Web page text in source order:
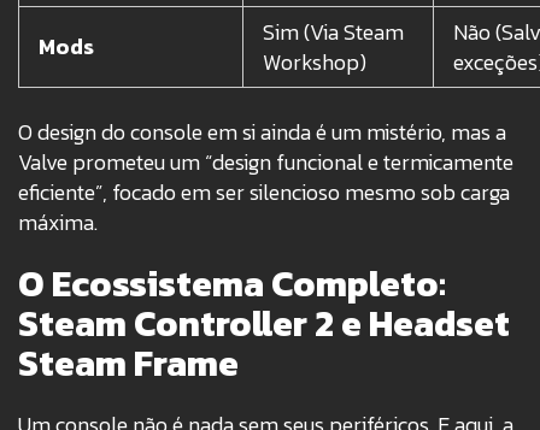
Mods
Sim (Via Steam
Workshop)
Não
O design do console em si ainda é um mistério, mas a
Valve prometeu um “design funcional e termicamente
eficiente”, focado em ser silencioso mesmo sob carga
máxima.
O Ecossistema Completo:
Steam Controller 2 e Headset
Steam Frame